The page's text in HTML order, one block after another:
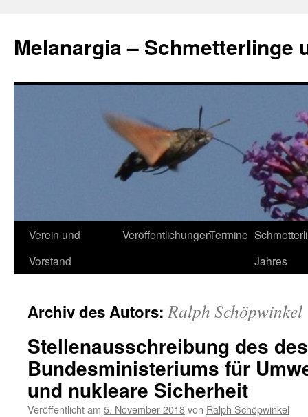
springen
Melanargia – Schmetterlinge
Verein und
Vorstand
VeröffentlichungenTermine
Jahres
Archiv des Autors: Ralph Schöpwinkel
Stellenausschreibung des des
Bundesministeriums für
und nukleare Sicherheit
Veröffentlicht am 5. November 2018von Ralph Schöpwinkel